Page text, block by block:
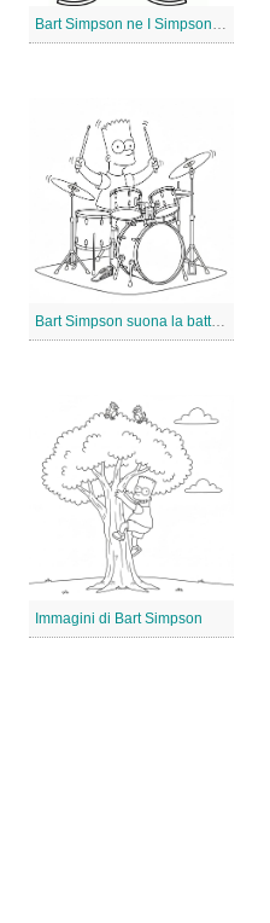
Bart Simpson ne I Simpson gratis
Bart Simpson suona la batteria
Immagini di Bart Simpson